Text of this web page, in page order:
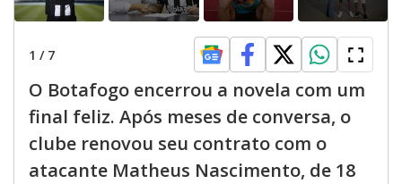
1 / 7
O Botafogo encerrou a novela com um
final feliz. Após meses de conversa, o
clube renovou seu contrato com o
atacante Matheus Nascimento, de 18